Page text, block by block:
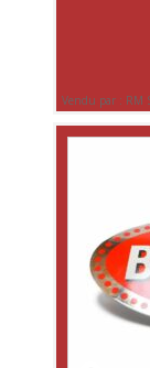
Vendu par : RM